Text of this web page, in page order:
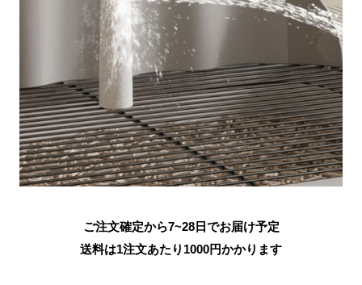
ご注文確定から7~28日でお届け予定
送料は1注文あたり 1000円かかります